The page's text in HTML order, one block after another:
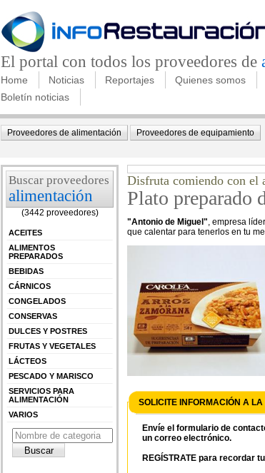
El portal con todos los proveedores de
Home Noticias Reportajes Quienes somos
Boletín noticias
Proveedores de alimentación
Proveedores de equipamiento
Buscar proveedores
alimentación
(3442 proveedores)
ACEITES
ALIMENTOS
PREPARADOS
BEBIDAS
CÁRNICOS
CONGELADOS
CONSERVAS
DULCES Y POSTRES
FRUTAS Y VEGETALES
LÁCTEOS
PESCADO Y MARISCO
SERVICIOS PARA
ALIMENTACIÓN
VARIOS
Disfruta comiendo con el
Plato preparado
"Antonio de Miguel", empresa
que calentar para tenerlos en tu
SOLICITE INFORMACIÓN A
Envíe el formulario de
un correo electrónico.
REGÍSTRATE para recordar